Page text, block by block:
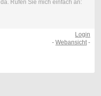
Rufen Sie mich einfach an:
Login
-Webansicht -